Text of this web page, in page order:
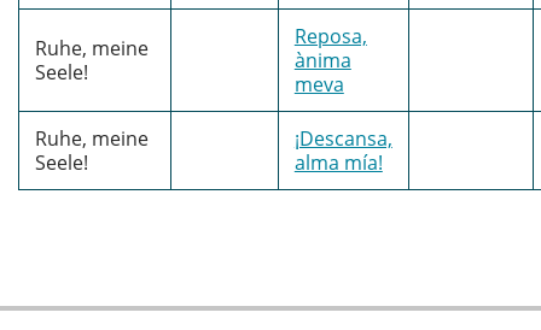
Ruhe, meine
Seele!
Reposa,
ànima
meva
Ruhe, meine
Seele!
¡Descansa,
alma mía!